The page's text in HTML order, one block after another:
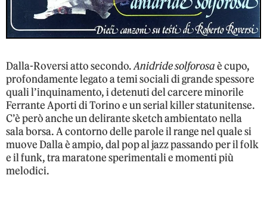
Dalla-Roversi atto secondo.Anidride solforosaè cupo,
profondamente legato a temi sociali di grande spessore
quali l’inquinamento, i detenuti del carcere minorile
Ferrante Aporti di Torino e un serial killer statunitense.
C’è però anche un delirante sketch ambientato nella
sala borsa. A contorno delle parole il range nel quale si
muove Dalla è ampio, dal pop al jazz passando per il folk
e il funk, tra maratone sperimentali e momenti più
melodici.